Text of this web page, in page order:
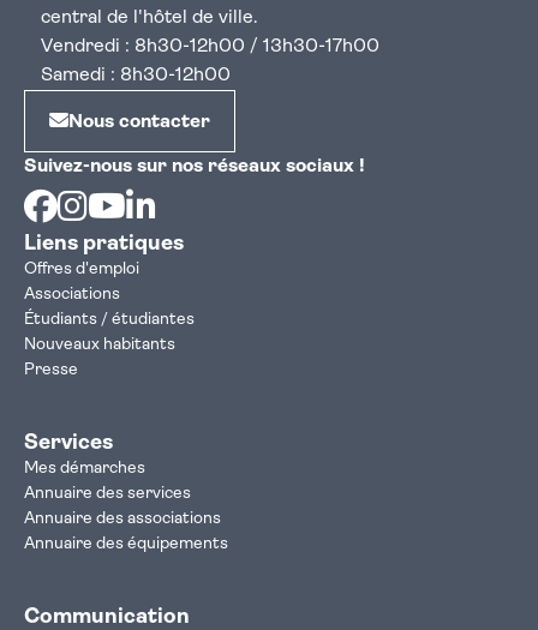
central de l'hôtel de ville.
Vendredi : 8h30-12h00 / 13h30-17h00
Samedi : 8h30-12h00
Nous contacter
Suivez-nous sur nos réseaux sociaux !
Facebook
Instagram
Youtube
Liens pratiques
Offres d'emploi
Associations
Étudiants / étudiantes
Nouveaux habitants
Presse
Services
Mes démarches
Annuaire des services
Annuaire des associations
Annuaire des équipements
Communication